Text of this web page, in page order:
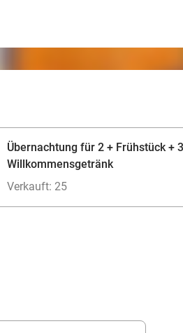
Übernachtung für 2 + Frühstück +
Willkommensgetränk
Verkauft: 25